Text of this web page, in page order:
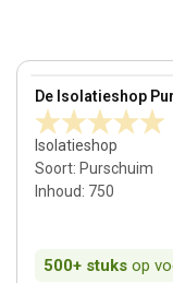
De Isolatieshop
Isolatieshop
Soort: Purschuim
Inhoud: 750
500+ stuks op
View product